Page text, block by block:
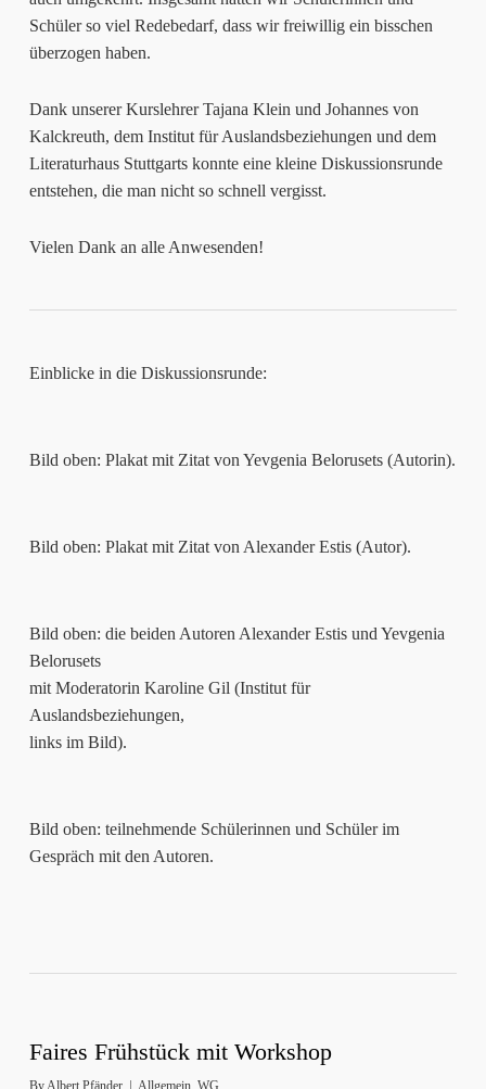
Schüler so viel Redebedarf, dass wir freiwillig ein bisschen
überzogen haben.
Dank unserer Kurslehrer Tajana Klein und Johannes von
Kalckreuth, dem Institut für Auslandsbeziehungen und dem
Literaturhaus Stuttgarts konnte eine kleine Diskussionsrunde
entstehen, die man nicht so schnell vergisst.
Vielen Dank an alle Anwesenden!
Einblicke in die Diskussionsrunde:
Bild oben: Plakat mit Zitat von Yevgenia Belorusets (Autorin).
Bild oben: Plakat mit Zitat von Alexander Estis (Autor).
Bild oben: die beiden Autoren Alexander Estis und Yevgenia
Belorusets
mit Moderatorin Karoline Gil (Institut für
Auslandsbeziehungen,
links im Bild).
Bild oben: teilnehmende Schülerinnen und Schüler im
Gespräch mit den Autoren.
Faires Frühstück mit Workshop
By Albert Pfänder Allgemein, WG